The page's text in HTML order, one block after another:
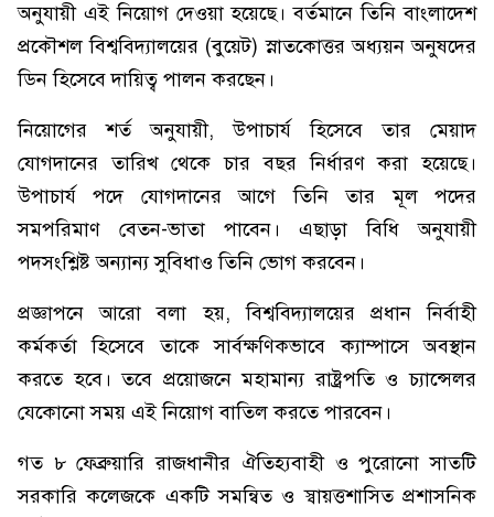
অনুযায়ী এই নিয়োগ দেওয়া হয়েছে। বর্তমানে তিনি বাংলাদেশ
প্রকৌশল বিশ্ববিদ্যালয়ের (বুয়েট) স্নাতকোত্তর অধ্যয়ন অনুষদের
ডিন হিসেবে দায়িত্ব পালন করছেন।
নিয়োগের শর্ত অনুযায়ী, উপাচার্য হিসেবে তার মেয়াদ
যোগদানের তারিখ থেকে চার বছর নির্ধারণ করা হয়েছে।
উপাচার্য পদে যোগদানের আগে তিনি তার মূল পদের
সমপরিমাণ বেতন-ভাতা পাবেন। এছাড়া বিধি অনুযায়ী
পদসংশ্লিষ্ট অন্যান্য সুবিধাও তিনি ভোগ করবেন।
প্রজ্ঞাপনে আরো বলা হয়, বিশ্ববিদ্যালয়ের প্রধান নির্বাহী
কর্মকর্তা হিসেবে তাকে সার্বক্ষণিকভাবে ক্যাম্পাসে অবস্থান
করতে হবে। তবে প্রয়োজনে মহামান্য রাষ্ট্রপতি ও চ্যান্সেলর
যেকোনো সময় এই নিয়োগ বাতিল করতে পারবেন।
গত ৮ ফেব্রুয়ারি রাজধানীর ঐতিহ্যবাহী ও পুরোনো সাতটি
সরকারি কলেজকে একটি সমন্বিত ও স্বায়ত্তশাসিত প্রশাসনিক